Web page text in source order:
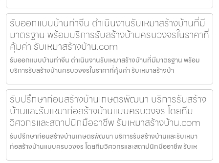
รับออกแบบบ้านท่าจีน ดำเนินงานรับเหมาสร้างบ้านที่มี
มาตรฐาน พร้อมบริการรับสร้างบ้านครบวงจรในราคาที่
คุ้มค่า รับเหมาสร้างบ้าน.com
รับออกแบบบ้านท่าจีน ดำเนินงานรับเหมาสร้างบ้านที่มีมาตรฐาน พร้อม
บริการรับสร้างบ้านครบวงจรในราคาที่คุ้มค่า รับเหมาสร้างบ้า
รับปรึกษาก่อนสร้างบ้านเกษตรพัฒนา บริการรับสร้าง
บ้านและรับเหมาก่อสร้างบ้านแบบครบวงจร โดยทีม
วิศวกรและสถาปนิกมืออาชีพ รับเหมาสร้างบ้าน.com
รับปรึกษาก่อนสร้างบ้านเกษตรพัฒนา บริการรับสร้างบ้านและรับเหมา
ก่อสร้างบ้านแบบครบวงจร โดยทีมวิศวกรและสถาปนิกมืออาชีพ รับเห